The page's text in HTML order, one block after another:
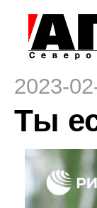
2023-
Ты